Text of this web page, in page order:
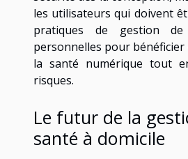
les utilisateurs qui doivent
pratiques de gestion
personnelles pour bénéficier
la santé numérique tout
risques.
Le futur de la
santé à domicile